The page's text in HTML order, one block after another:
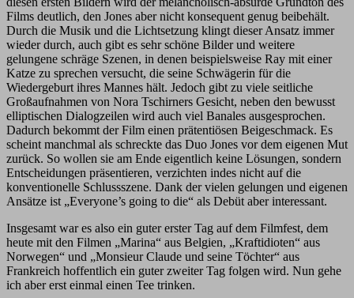
Films deutlich, den Jones aber nicht konsequent genug beibehält.
Durch die Musik und die Lichtsetzung klingt dieser Ansatz immer
wieder durch, auch gibt es sehr schöne Bilder und weitere
gelungene schräge Szenen, in denen beispielsweise Ray mit einer
Katze zu sprechen versucht, die seine Schwägerin für die
Wiedergeburt ihres Mannes hält. Jedoch gibt zu viele seitliche
Großaufnahmen von Nora Tschirners Gesicht, neben den bewusst
elliptischen Dialogzeilen wird auch viel Banales ausgesprochen.
Dadurch bekommt der Film einen prätentiösen Beigeschmack. Es
scheint manchmal als schreckte das Duo Jones vor dem eigenen Mut
zurück. So wollen sie am Ende eigentlich keine Lösungen, sondern
Entscheidungen präsentieren, verzichten indes nicht auf die
konventionelle Schlussszene. Dank der vielen gelungen und eigenen
Ansätze ist „Everyone’s going to die“ als Debüt aber interessant.
Insgesamt war es also ein guter erster Tag auf dem Filmfest, dem
heute mit den Filmen „Marina“ aus Belgien, „Kraftidioten“ aus
Norwegen“ und „Monsieur Claude und seine Töchter“ aus
Frankreich hoffentlich ein guter zweiter Tag folgen wird. Nun gehe
ich aber erst einmal einen Tee trinken.